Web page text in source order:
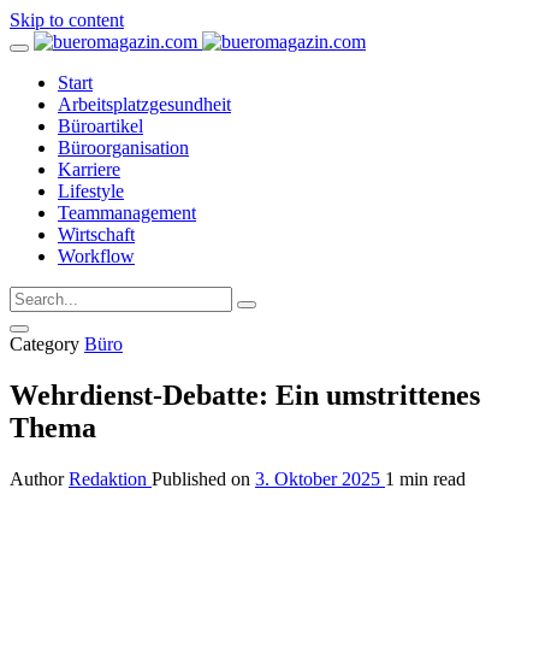
Skip to content
Start
Arbeitsplatzgesundheit
Büroartikel
Büroorganisation
Karriere
Lifestyle
Teammanagement
Wirtschaft
Workflow
Category Büro
Wehrdienst-Debatte: Ein umstrittenes
Thema
Author Redaktion Published on 3. Oktober 2025 1 min read